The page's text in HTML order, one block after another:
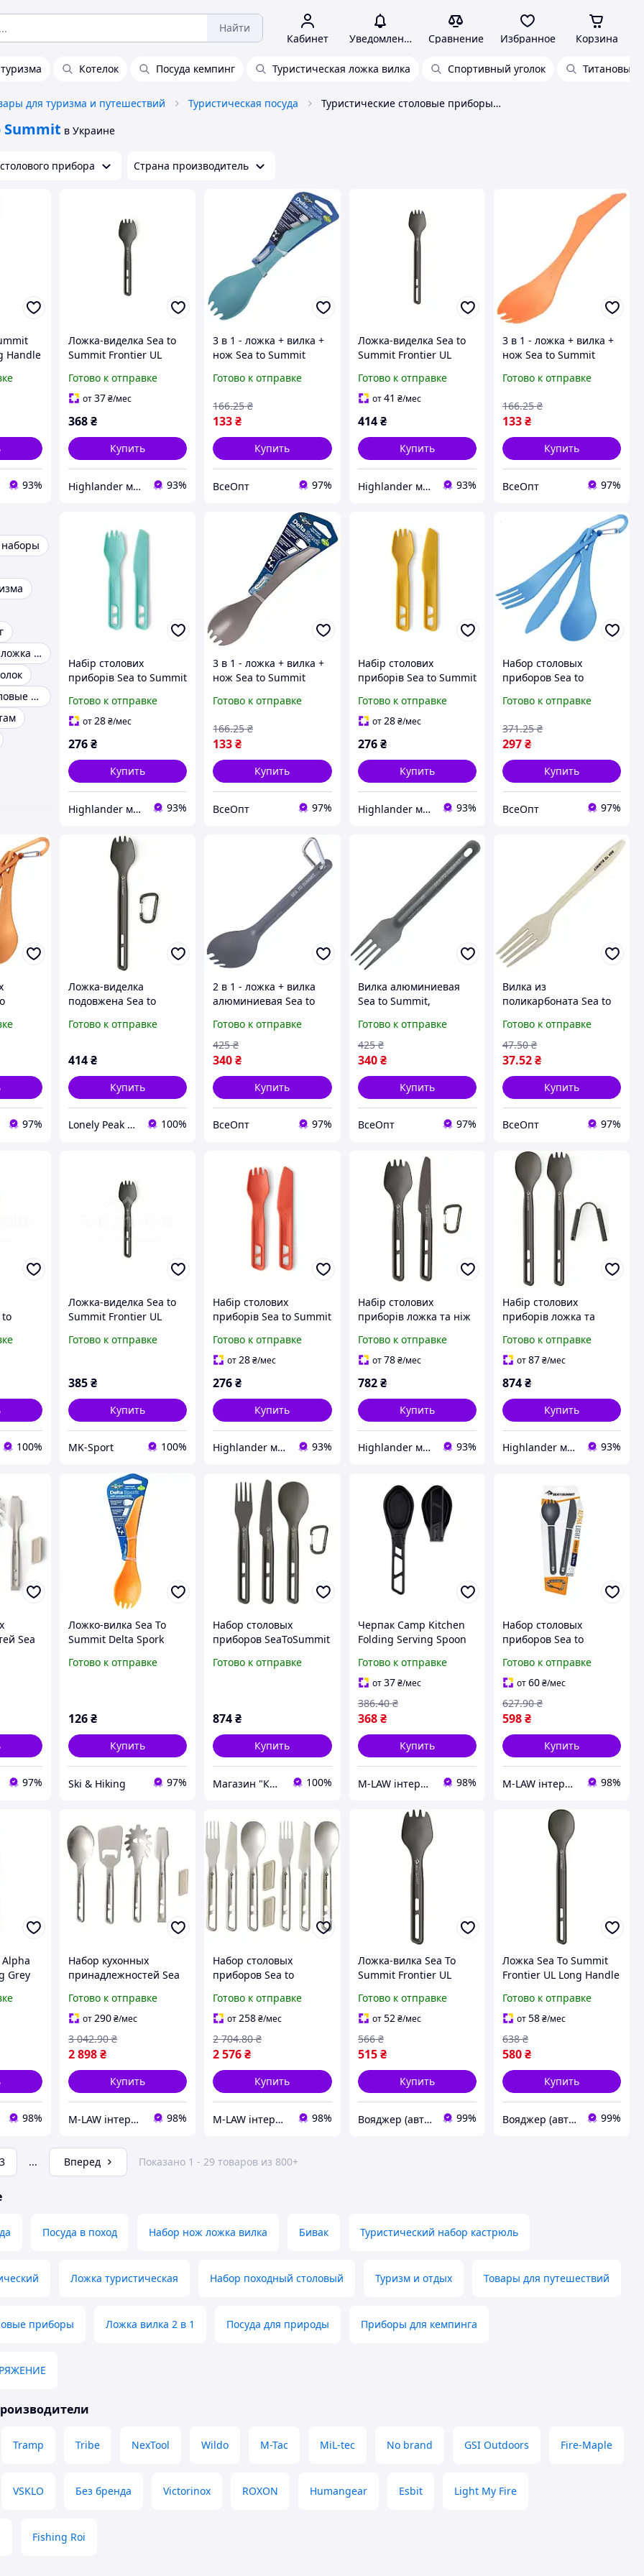
Найти
Кабинет Уведомления Сравнение Избранное Корзина
Котелок Посуда кемпинг Туристическая ложка вилка Спортивный уголок Титановые
для туризма и путешествий Туристическая посуда Туристические столовые приборы Sea To Summit
Summit в Украине
прибора Страна производитель
Handle
93%
Ложка-виделка Sea to
Summit Frontier UL
Готово к отправке
от37₴/мес
368₴
Купить
Highlander магазин 93%
3 в 1 - ложка + вилка +
нож Sea to Summit
легкий, компактный,
пластмасса
Готово к отправке
133₴
166.25 ₴
Купить
ВсеОпт 97%
Ложка-виделка Sea to
Summit Frontier UL
сіра
Готово к отправке
от41 ₴/мес
414 ₴
Купить
Highlander магазин 93%
3 в 1 - ложка + вилка +
нож Sea to Summit
оранжевая, легкий и
прибор
Готово к отправке
133₴
166.25 ₴
Купить
ВсеОпт 97%
наборы
Туристическая ложка вилка
Титановые столовые приборы
Набір столових
приборів Sea to Summit
Aqua Sea Blue
блакитний
Готово к отправке
от28₴/мес
276₴
Купить
Highlander магазин 93%
3 в 1 - ложка + вилка +
нож Sea to Summit
легкий, компактный,
пластмасса
Готово к отправке
133₴
166.25 ₴
Купить
ВсеОпт 97%
Набір столових
приборів Sea to Summit
Arrowwood Yellow
жовтий
Готово к отправке
от28 ₴/мес
276 ₴
Купить
Highlander магазин 93%
Набор столовых
приборов Sea to
Set (ложка, вилка, нож),
прочный
Готово к отправке
297₴
371.25 ₴
Купить
ВсеОпт 97%
97%
Ложка-виделка
подовжена Sea to
Long Handle Spork,
601702)
Готово к отправке
414₴
Купить
Lonely Peak - туристичне спорядження та одяг 100%
2 в 1 - ложка + вилка
алюминиевая Sea to
прочная, с карабином
для удобства
использования
Готово к отправке
340₴
425 ₴
Купить
ВсеОпт 97%
Вилка алюминиевая
Sea to Summit,
гарантийный срок - 1
год
Готово к отправке
340 ₴
425 ₴
Купить
ВсеОпт 97%
Вилка из
поликарбоната Sea to
прочная для походов,
устойчивая к
температуре
Готово к отправке
37.52₴
47.50 ₴
Купить
ВсеОпт 97%
to
100%
Ложка-виделка Sea to
Summit Frontier UL
ACK034011-601705)
Готово к отправке
385₴
Купить
MK-Sport 100%
Набір столових
приборів Sea to Summit
Spicy Orange
оранжевий
Готово к отправке
от28₴/мес
276₴
Купить
Highlander магазин 93%
Набір столових
приборів ложка та ніж
UL Cutlery Set сірий
Готово к отправке
от78 ₴/мес
782 ₴
Купить
Highlander магазин 93%
Набір столових
приборів ложка та
Frontier UL Cutlery Set
сірий
Готово к отправке
от87₴/мес
874₴
Купить
Highlander магазин 93%
Sea
97%
Ложко-вилка Sea To
Summit Delta Spork
Готово к отправке
126₴
Купить
Ski & Hiking 97%
Набор столовых
приборов SeaToSummit
Piece
Готово к отправке
874₴
Купить
Магазин "КЛУБ МАНДРІВНИКІВ" 100%
Черпак Camp Kitchen
Folding Serving Spoon
Готово к отправке
от37 ₴/мес
368 ₴
386.40 ₴
Купить
M-LAW інтернет-магазин M-LAW.COM.UA 98%
Набор столовых
приборов Sea to
Cutlery Set Grey (STS
ACUTALSET2)
Готово к отправке
от60₴/мес
598₴
627.90 ₴
Купить
M-LAW інтернет-магазин M-LAW.COM.UA 98%
Grey
98%
Набор кухонных
принадлежностей Sea
Stainless Steel Utensil
Set, 4 предмета
Готово к отправке
от290₴/мес
2 898₴
3 042.90 ₴
Купить
M-LAW інтернет-магазин M-LAW.COM.UA 98%
Набор столовых
приборов Sea to
Stainless Steel Cutlery
Set 2P 6 предметов
Готово к отправке
от258₴/мес
2 576₴
2 704.80 ₴
Купить
M-LAW інтернет-магазин M-LAW.COM.UA 98%
Ложка-вилка Sea To
Summit Frontier UL
алюминий легкая для
походов и кемпинга
Grey 2248-VO
Готово к отправке
от52 ₴/мес
515 ₴
566 ₴
Купить
Вояджер (авто, туризм, спорт) 99%
Ложка Sea To Summit
Frontier UL Long Handle
легкая анодированный
алюминий для походов
Grey 2248-VO
Готово к отправке
от58₴/мес
580₴
638 ₴
Купить
Вояджер (авто, туризм, спорт) 99%
3 ... Вперед Показано 1 - 29 товаров из 800+
Посуда в поход Набор нож ложка вилка Бивак Туристический набор кастрюль
Ложка туристическая Набор походный столовый Туризм и отдых Товары для путешествий
приборы Ложка вилка 2 в 1 Посуда для природы Приборы для кемпинга
Tramp Tribe NexTool Wildo M-Tac MiL-tec No brand GSI Outdoors Fire-Maple
VSKLO Без бренда Victorinox ROXON Humangear Esbit Light My Fire
Fishing Roi